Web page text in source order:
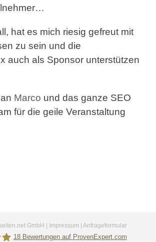
hat es mich riesig gefreut mit
zu sein und die
auch als Sponsor unterstützen
Marco und das ganze SEO
für die geile Veranstaltung
GmbH | Impressum Anfrageformular
18Bewertungen auf ProvenExpert.com